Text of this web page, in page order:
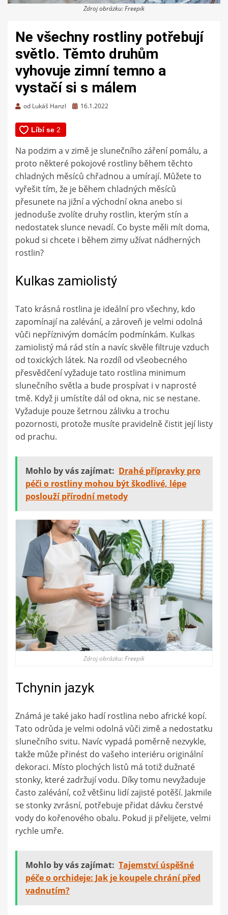
Zdroj obrázku: Freepik
Ne všechny rostliny potřebují
světlo. Těmto druhům
vyhovuje zimní temno a
vystačí si s málem
od Lukáš Hanzl
Zveřejněno
16.1.2022
Na podzim a v zimě je slunečního záření pomálu, a
proto některé pokojové rostliny během těchto
chladných měsíců chřadnou a umírají. Můžete to
vyřešit tím, že je během chladných měsíců
přesunete na jižní a východní okna anebo si
jednoduše zvolíte druhy rostlin, kterým stín a
nedostatek slunce nevadí. Co byste měli mít doma,
pokud si chcete i během zimy užívat nádherných
rostlin?
Kulkas zamiolistý
Tato krásná rostlina je ideální pro všechny, kdo
zapomínají na zalévání, a zároveň je velmi odolná
vůči nepříznivým domácím podmínkám. Kulkas
zamiolistý má rád stín a navíc skvěle filtruje vzduch
od toxických látek. Na rozdíl od všeobecného
přesvědčení vyžaduje tato rostlina minimum
slunečního světla a bude prospívat i v naprosté
tmě. Když ji umístíte dál od okna, nic se nestane.
Vyžaduje pouze šetrnou zálivku a trochu
pozornosti, protože musíte pravidelně čistit její listy
od prachu.
Mohlo by vás zajímat: Drahé přípravky pro
péči o rostliny mohou být škodlivé, lépe
poslouží přírodní metody
Zdroj obrázku: Freepik
Tchynin jazyk
Známá je také jako hadí rostlina nebo africké kopí.
Tato odrůda je velmi odolná vůči zimě a nedostatku
slunečního svitu. Navíc vypadá poměrně nezvykle,
takže může přinést do vašeho interiéru originální
dekoraci. Místo plochých listů má totiž dužnaté
stonky, které zadržují vodu. Díky tomu nevyžaduje
často zalévání, což většinu lidí zajisté potěší. Jakmile
se stonky zvrásní, potřebuje přidat dávku čerstvé
vody do kořenového obalu. Pokud ji přelijete, velmi
rychle umře.
Mohlo by vás zajímat: Tajemství úspěšné
péče o orchideje: Jak je koupele chrání před
vadnutím?